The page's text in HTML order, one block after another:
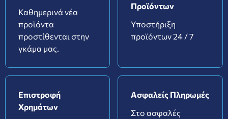
Καθημερινά νέα
προϊόντα
προστίθενται στην
γκάμα μας.
Προϊόντων
Υποστήριξη
προϊόντων 24 / 7
Επιστροφή
Χρημάτων
Ασφαλείς Πληρωμές
Στο ασφαλές